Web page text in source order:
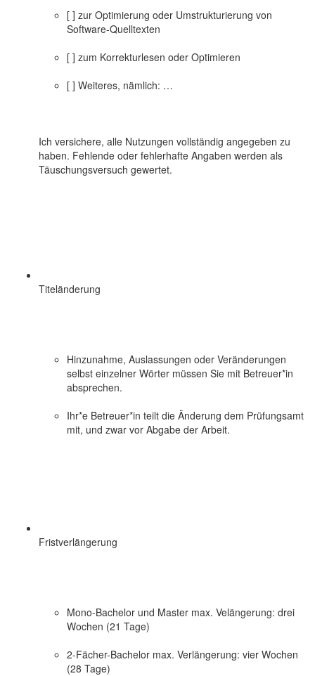
[ ] zur Optimierung oder Umstrukturierung von
Software-Quelltexten
[ ] zum Korrekturlesen oder Optimieren
[ ] Weiteres, nämlich: …
Ich versichere, alle Nutzungen vollständig angegeben zu
haben. Fehlende oder fehlerhafte Angaben werden als
Täuschungsversuch gewertet.
Titeländerung
Hinzunahme, Auslassungen oder Veränderungen
selbst einzelner Wörter müssen Sie mit Betreuer*in
absprechen.
Ihr*e Betreuer*in teilt die Änderung dem Prüfungsamt
mit, und zwar vor Abgabe der Arbeit.
Fristverlängerung
Mono-Bachelor und Master max. Velängerung: drei
Wochen (21 Tage)
2-Fächer-Bachelor max. Verlängerung: vier Wochen
(28 Tage)